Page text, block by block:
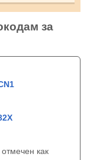
за
как